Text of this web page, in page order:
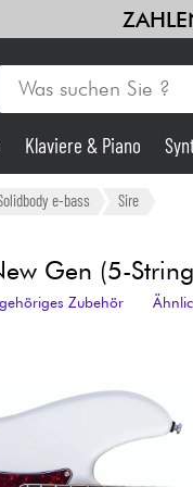
Klaviere & Piano
e-bass Sire
Gen (5-
Zubehör